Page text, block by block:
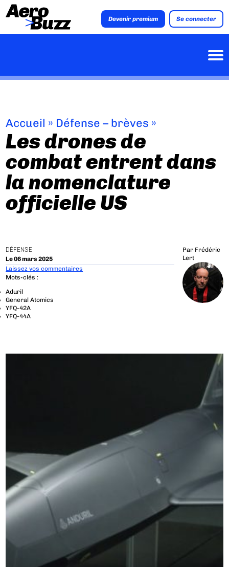
Devenir premium Se connecter
Accueil » Défense – brèves »
Les drones de
combat entrent dans
la nomenclature
officielle US
DÉFENSE
Le 06 mars 2025
Par Frédéric
Lert
Laissez vos commentaires
Mots-clés :
Aduril
General Atomics
YFQ-42A
YFQ-44A